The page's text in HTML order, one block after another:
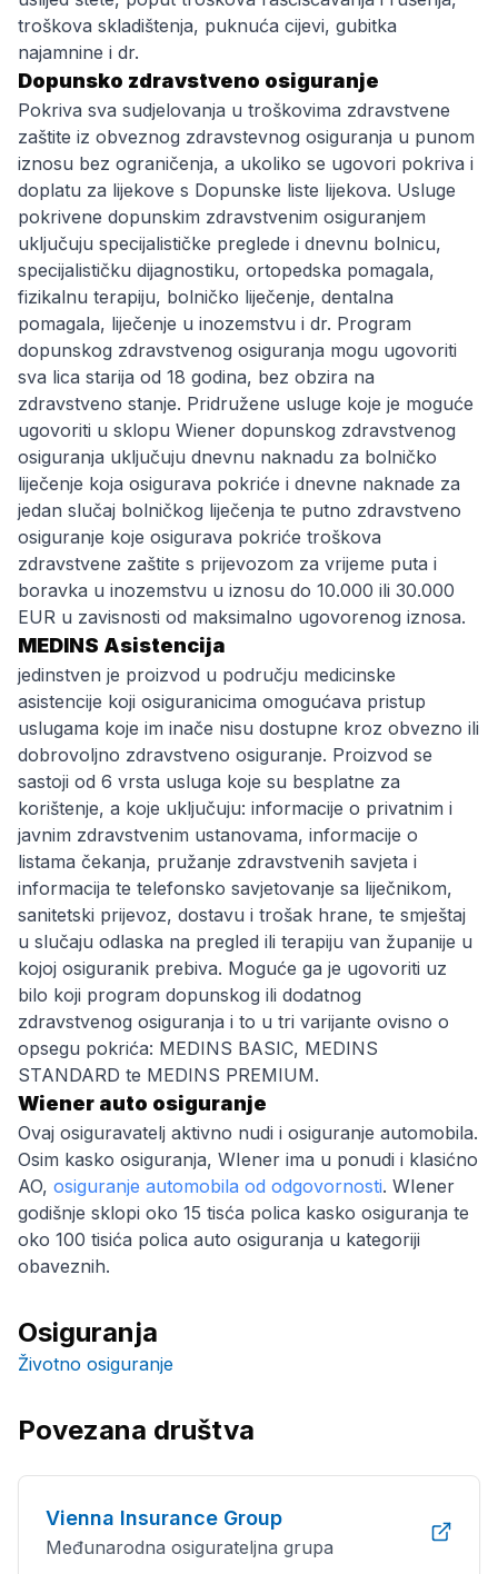
troškova skladištenja, puknuća cijevi, gubitka
najamnine i dr.
Dopunsko zdravstveno osiguranje
Pokriva sva sudjelovanja u troškovima zdravstvene
zaštite iz obveznog zdravstevnog osiguranja u punom
iznosu bez ograničenja, a ukoliko se ugovori pokriva i
doplatu za lijekove s Dopunske liste lijekova. Usluge
pokrivene dopunskim zdravstvenim osiguranjem
uključuju specijalističke preglede i dnevnu bolnicu,
specijalističku dijagnostiku, ortopedska pomagala,
fizikalnu terapiju, bolničko liječenje, dentalna
pomagala, liječenje u inozemstvu i dr. Program
dopunskog zdravstvenog osiguranja mogu ugovoriti
sva lica starija od 18 godina, bez obzira na
zdravstveno stanje. Pridružene usluge koje je moguće
ugovoriti u sklopu Wiener dopunskog zdravstvenog
osiguranja uključuju dnevnu naknadu za bolničko
liječenje koja osigurava pokriće i dnevne naknade za
jedan slučaj bolničkog liječenja te putno zdravstveno
osiguranje koje osigurava pokriće troškova
zdravstvene zaštite s prijevozom za vrijeme puta i
boravka u inozemstvu u iznosu do 10.000 ili 30.000
EUR u zavisnosti od maksimalno ugovorenog iznosa.
MEDINS Asistencija
jedinstven je proizvod u području medicinske
asistencije koji osiguranicima omogućava pristup
uslugama koje im inače nisu dostupne kroz obvezno ili
dobrovoljno zdravstveno osiguranje. Proizvod se
sastoji od 6 vrsta usluga koje su besplatne za
korištenje, a koje uključuju: informacije o privatnim i
javnim zdravstvenim ustanovama, informacije o
listama čekanja, pružanje zdravstvenih savjeta i
informacija te telefonsko savjetovanje sa liječnikom,
sanitetski prijevoz, dostavu i trošak hrane, te smještaj
u slučaju odlaska na pregled ili terapiju van županije u
kojoj osiguranik prebiva. Moguće ga je ugovoriti uz
bilo koji program dopunskog ili dodatnog
zdravstvenog osiguranja i to u tri varijante ovisno o
opsegu pokrića: MEDINS BASIC, MEDINS
STANDARD te MEDINS PREMIUM.
Wiener auto osiguranje
Ovaj osiguravatelj aktivno nudi i osiguranje automobila.
Osim kasko osiguranja, WIener ima u ponudi i klasićno
AO, osiguranje automobila od odgovornosti. WIener
godišnje sklopi oko 15 tisća polica kasko osiguranja te
oko 100 tisića polica auto osiguranja u kategoriji
obaveznih.
Osiguranja
Životno osiguranje
Povezana društva
Vienna Insurance Group
Međunarodna osigurateljna grupa